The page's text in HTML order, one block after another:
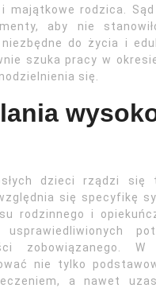
rodzica.
aby nie
do życia i
szuka pracy w
się.
dzieci rządzi
się specyfikę
rodzinnego i
zobowiązanego. W
nie tylko
a nawet